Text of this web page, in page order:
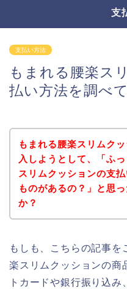
支
支払い方法
もまれる腰楽ス
払い方法を調べ
もまれる腰楽スリムク
入しようとして、「ふ
スリムクッションの支
ものがあるの？」と思
か？
もしも、こちらの記事を
楽スリムクッションの商
トカードや銀行振り込